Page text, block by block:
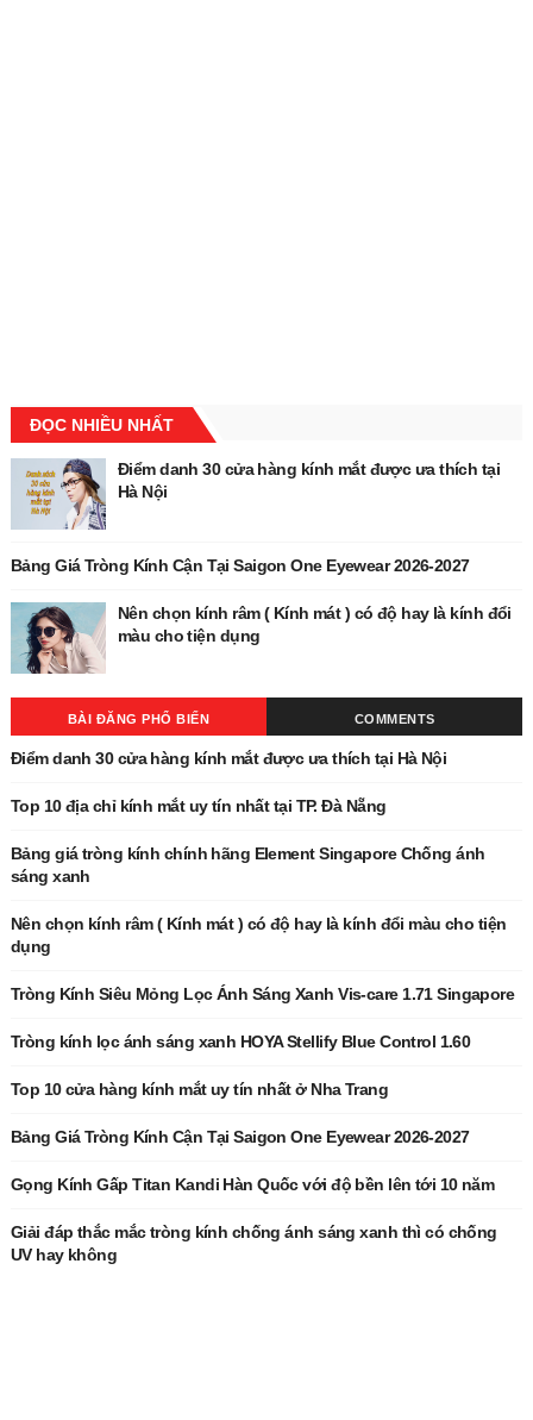
ĐỌC NHIỀU NHẤT
Điểm danh 30 cửa hàng kính mắt được ưa thích tại
Hà Nội
Bảng Giá Tròng Kính Cận Tại Saigon One Eyewear 2026-2027
Nên chọn kính râm ( Kính mát ) có độ hay là kính đổi
màu cho tiện dụng
BÀI ĐĂNG PHỔ BIẾN COMMENTS
Điểm danh 30 cửa hàng kính mắt được ưa thích tại Hà Nội
Top 10 địa chỉ kính mắt uy tín nhất tại TP. Đà Nẵng
Bảng giá tròng kính chính hãng Element Singapore Chống ánh
sáng xanh
Nên chọn kính râm ( Kính mát ) có độ hay là kính đổi màu cho tiện
dụng
Tròng Kính Siêu Mỏng Lọc Ánh Sáng Xanh Vis-care 1.71 Singapore
Tròng kính lọc ánh sáng xanh HOYA Stellify Blue Control 1.60
Top 10 cửa hàng kính mắt uy tín nhất ở Nha Trang
Bảng Giá Tròng Kính Cận Tại Saigon One Eyewear 2026-2027
Gọng Kính Gấp Titan Kandi Hàn Quốc với độ bền lên tới 10 năm
Giải đáp thắc mắc tròng kính chống ánh sáng xanh thì có chống
UV hay không